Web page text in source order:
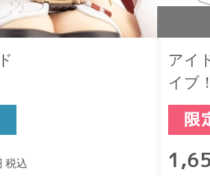
税込
アイ
イブ
ロッ